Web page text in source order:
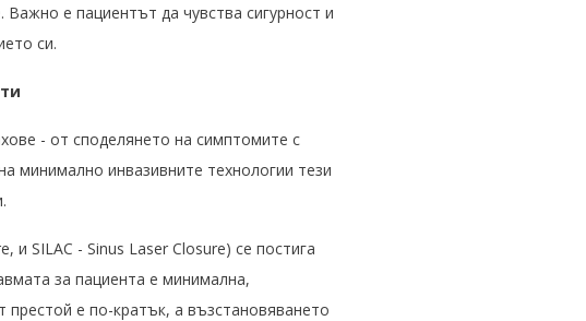
е пациентът да чувства сигурност и
си.
- от споделянето на симптомите с
минимално инвазивните технологии тези
и SILAC - Sinus Laser Closure) се постига
за пациента е минимална,
е по-кратък, а възстановяването